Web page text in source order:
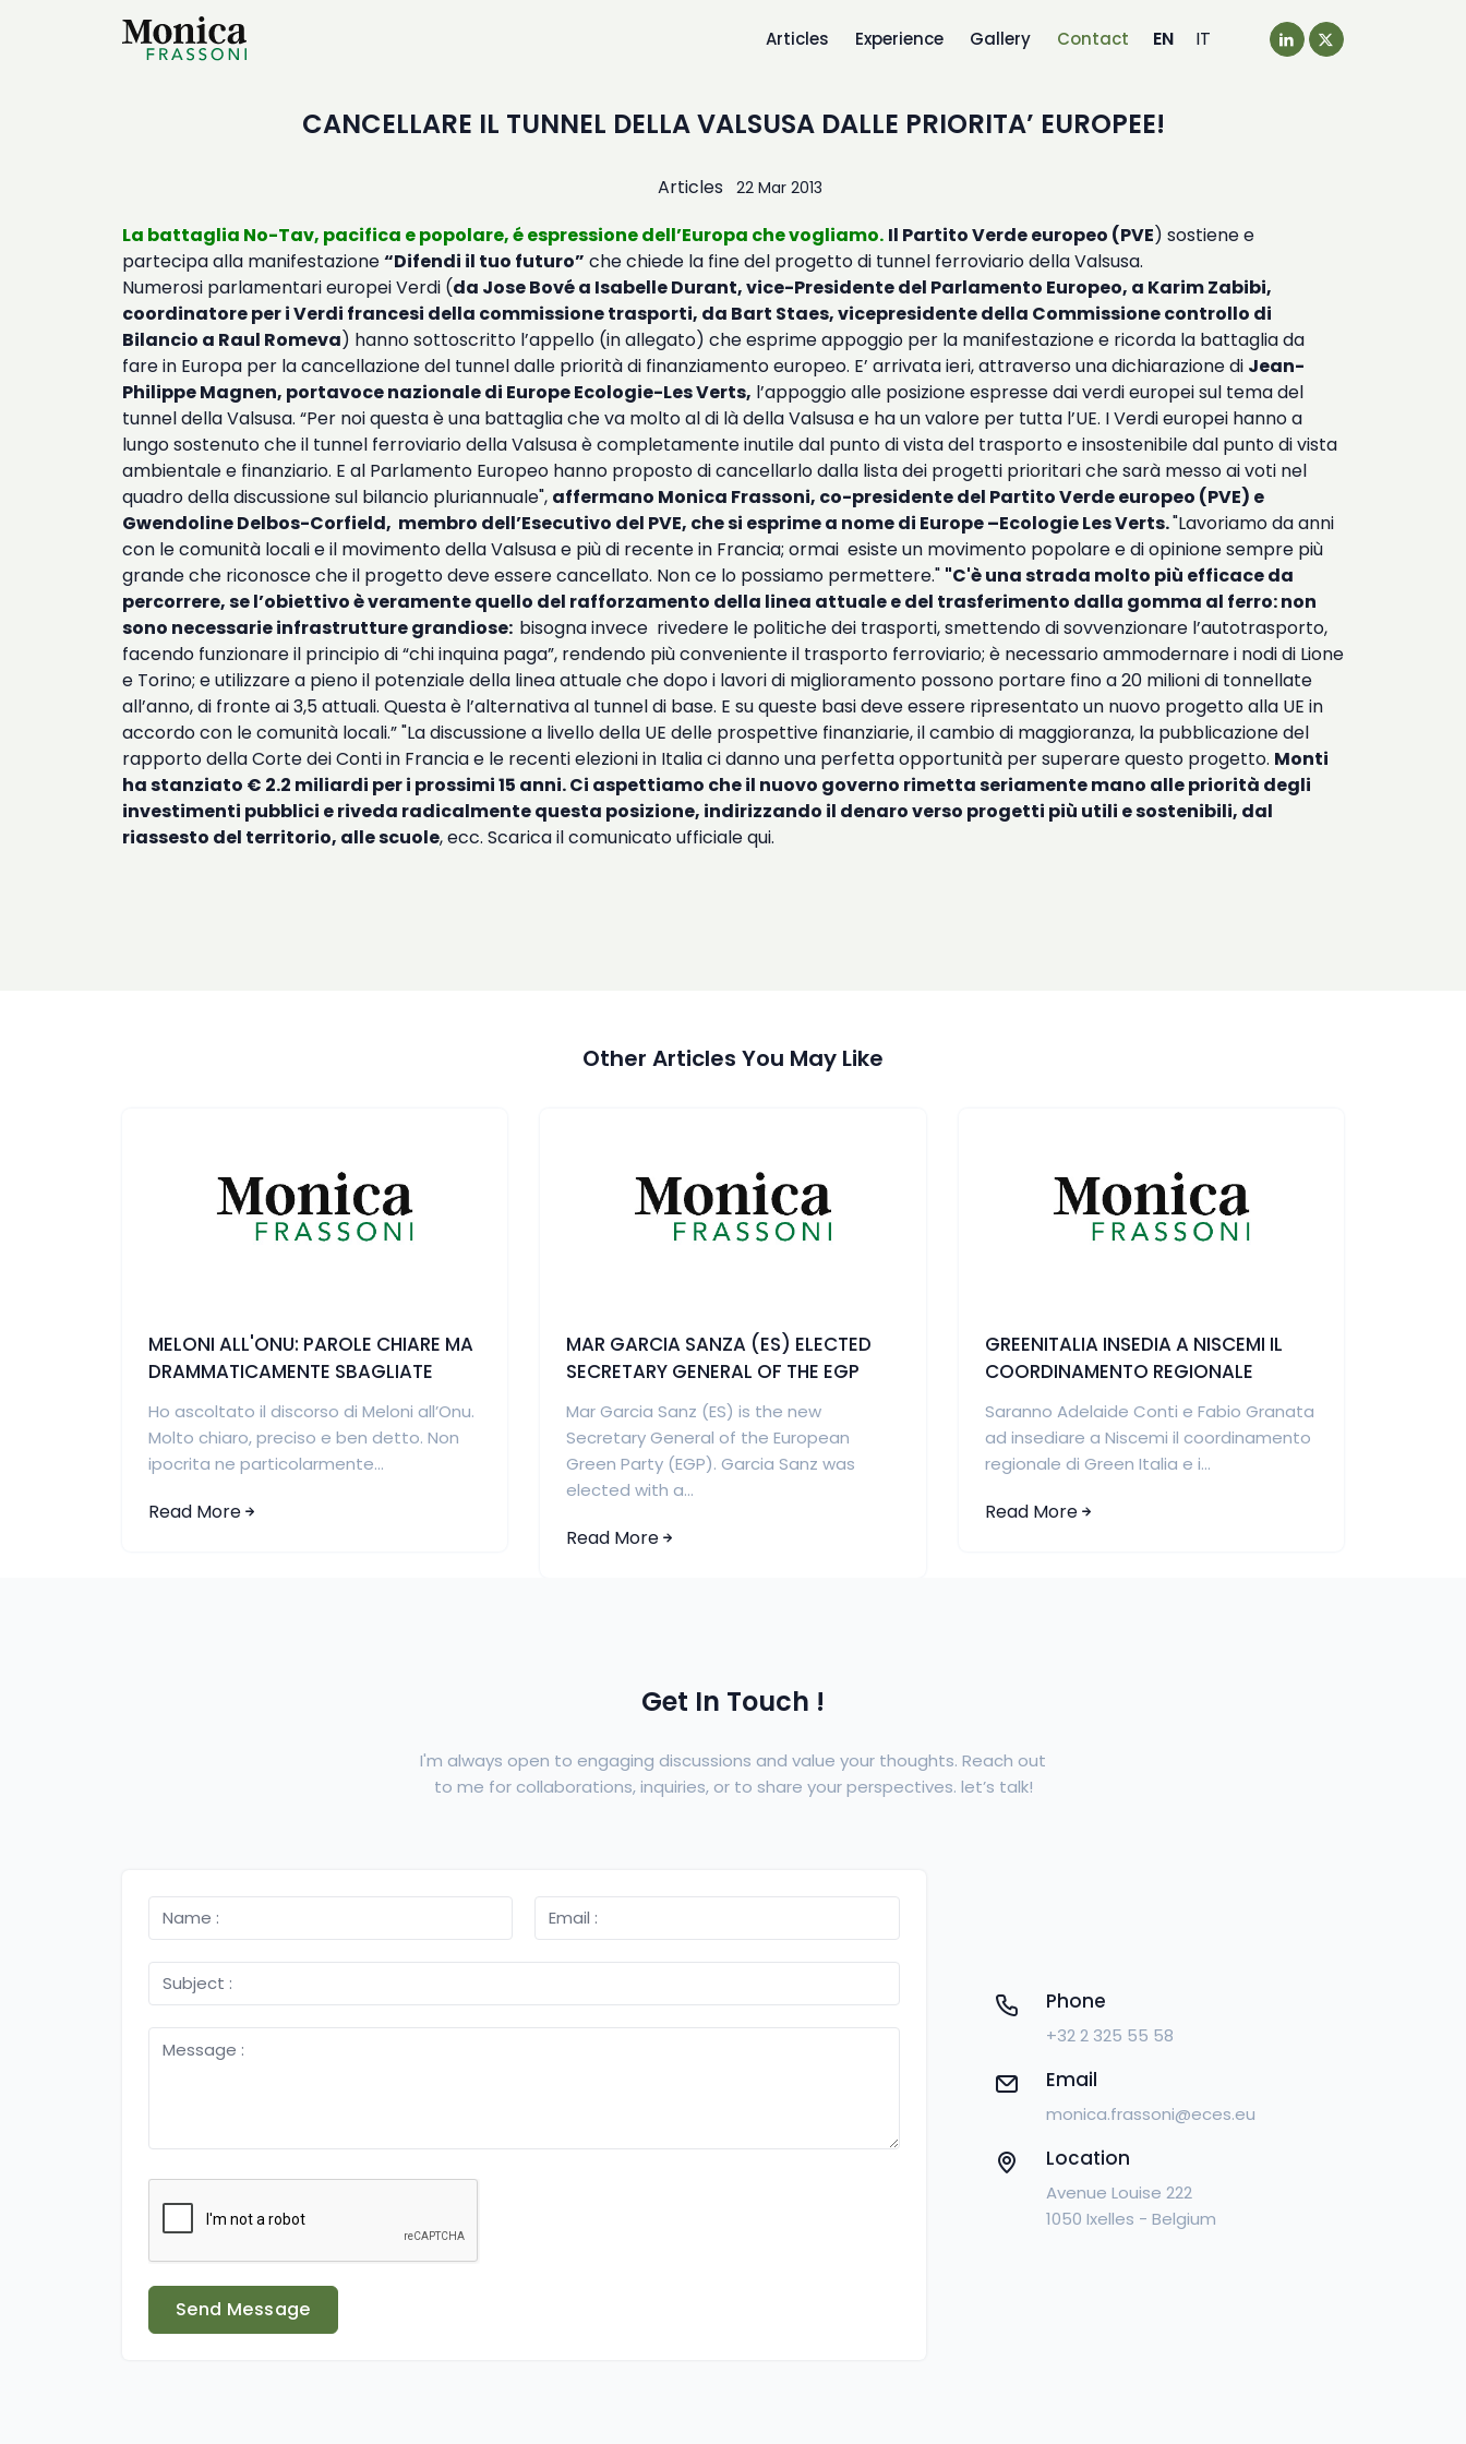
Articles Experience Gallery Contact EN IT
CANCELLARE IL TUNNEL DELLA VALSUSA DALLE PRIORITA’ EUROPEE!
Articles 22 Mar 2013
La battaglia No-Tav, pacifica e popolare, é espressione dell’Europa che vogliamo. Il Partito Verde europeo (PVE) sostiene e
partecipa alla manifestazione“Difendi il tuo futuro” che chiede la fine del progetto di tunnel ferroviario della Valsusa.
Numerosi parlamentari europei Verdi (da Jose Bové a Isabelle Durant, vice-Presidente del Parlamento Europeo, a Karim Zabibi,
coordinatore per i Verdi francesi della commissione trasporti, da Bart Staes, vicepresidente della Commissione controllo di
Bilancio a Raul Romeva) hanno sottoscritto l’appello (in allegato) che esprime appoggio per la manifestazione e ricorda la battaglia da
fare in Europa per la cancellazione del tunnel dalle priorità di finanziamento europeo. E’ arrivata ieri, attraverso una dichiarazione di Jean-
Philippe Magnen, portavoce nazionale di Europe Ecologie-Les Verts, l’appoggio alle posizione espresse dai verdi europei sul tema del
tunnel della Valsusa. “Per noi questa è una battaglia che va molto al di là della Valsusa e ha un valore per tutta l’UE. I Verdi europei hanno a
lungo sostenuto che il tunnel ferroviario della Valsusa è completamente inutile dal punto di vista del trasporto e insostenibile dal punto di vista
ambientale e finanziario. E al Parlamento Europeo hanno proposto di cancellarlo dalla lista dei progetti prioritari che sarà messo ai voti nel
quadro della discussione sul bilancio pluriannuale", affermano Monica Frassoni, co-presidente del Partito Verde europeo (PVE) e
Gwendoline Delbos-Corfield, membro dell’Esecutivo del PVE, che si esprime a nome di Europe –Ecologie Les Verts."Lavoriamo da anni
con le comunità locali e il movimento della Valsusa e più di recente in Francia; ormai esiste un movimento popolare e di opinione sempre più
grande che riconosce che il progetto deve essere cancellato. Non ce lo possiamo permettere." "C'è una strada molto più efficace da
percorrere, se l’obiettivo è veramente quello del rafforzamento della linea attuale e del trasferimento dalla gomma al ferro: non
sono necessarie infrastrutture grandiose: bisogna invece rivedere le politiche dei trasporti, smettendo di sovvenzionare l’autotrasporto,
facendo funzionare il principio di “chi inquina paga”, rendendo più conveniente il trasporto ferroviario; è necessario ammodernare i nodi di Lione
e Torino; e utilizzare a pieno il potenziale della linea attuale che dopo i lavori di miglioramento possono portare fino a 20 milioni di tonnellate
all’anno, di fronte ai 3,5 attuali. Questa è l’alternativa al tunnel di base. E su queste basi deve essere ripresentato un nuovo progetto alla UE in
accordo con le comunità locali.” "La discussione a livello della UE delle prospettive finanziarie, il cambio di maggioranza, la pubblicazione del
rapporto della Corte dei Conti in Francia e le recenti elezioni in Italia ci danno una perfetta opportunità per superare questo progetto. Monti
ha stanziato € 2.2 miliardi per i prossimi 15 anni. Ci aspettiamo che il nuovo governo rimetta seriamente mano alle priorità degli
investimenti pubblici e riveda radicalmente questa posizione, indirizzando il denaro verso progetti più utili e sostenibili, dal
riassesto del territorio, alle scuole, ecc. Scarica il comunicato ufficialequi.
Other Articles You May Like
MELONI ALL'ONU: PAROLE CHIARE MA
DRAMMATICAMENTE SBAGLIATE
Ho ascoltato il discorso di Meloni all’Onu.
Molto chiaro, preciso e ben detto. Non
ipocrita ne particolarmente...
Read More
MAR GARCIA SANZA (ES) ELECTED
SECRETARY GENERAL OF THE EGP
Mar Garcia Sanz (ES) is the new
Secretary General of the European
Green Party (EGP). Garcia Sanz was
elected with a...
Read More
GREENITALIA INSEDIA A NISCEMI IL
COORDINAMENTO REGIONALE
Saranno Adelaide Conti e Fabio Granata
ad insediare a Niscemi il coordinamento
regionale di Green Italia e i...
Read More
Get In Touch !
I'm always open to engaging discussions and value your thoughts. Reach out
to me for collaborations, inquiries, or to share your perspectives. let’s talk!
Send Message
Phone
+32 2 325 55 58
Email
monica.frassoni@eces.eu
Location
Avenue Louise 222
1050 Ixelles - Belgium